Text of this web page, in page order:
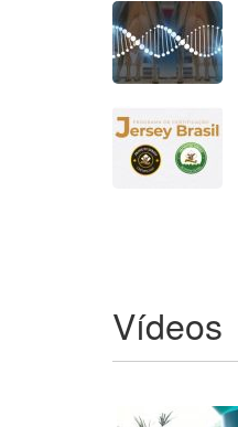
Vídeos